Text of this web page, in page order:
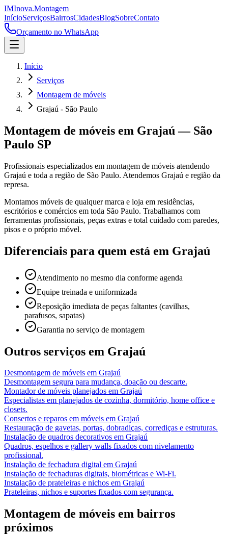
IMInova.Montagem
InícioServiçosBairrosCidadesBlogSobreContato
Orçamento no WhatsApp
Início
Serviços
Montagem de móveis
Grajaú - São Paulo
Montagem de móveis em Grajaú — São
Paulo SP
Profissionais especializados em montagem de móveis atendendo
Grajaú e toda a região de São Paulo. Atendemos Grajaú e região da
represa.
Montamos móveis de qualquer marca e loja em residências,
escritórios e comércios em toda São Paulo. Trabalhamos com
ferramentas profissionais, peças extras e total cuidado com paredes,
pisos e o próprio móvel.
Diferenciais para quem está em Grajaú
Atendimento no mesmo dia conforme agenda
Equipe treinada e uniformizada
Reposição imediata de peças faltantes (cavilhas,
parafusos, sapatas)
Garantia no serviço de montagem
Outros serviços em Grajaú
Desmontagem de móveis em Grajaú
Desmontagem segura para mudança, doação ou descarte.
Montador de móveis planejados em Grajaú
Especialistas em planejados de cozinha, dormitório, home office e
closets.
Consertos e reparos em móveis em Grajaú
Restauração de gavetas, portas, dobradiças, corrediças e estruturas.
Instalação de quadros decorativos em Grajaú
Quadros, espelhos e gallery walls fixados com nivelamento
profissional.
Instalação de fechadura digital em Grajaú
Instalação de fechaduras digitais, biométricas e Wi-Fi.
Instalação de prateleiras e nichos em Grajaú
Prateleiras, nichos e suportes fixados com segurança.
Montagem de móveis em bairros
próximos